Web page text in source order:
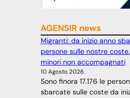
AGENSIR news
Migranti: da inizio anno
persone sulle nostre
minori non accompagnati
10 Agosto 2026
Sono finora 17.176 le
sbarcate sulle coste da